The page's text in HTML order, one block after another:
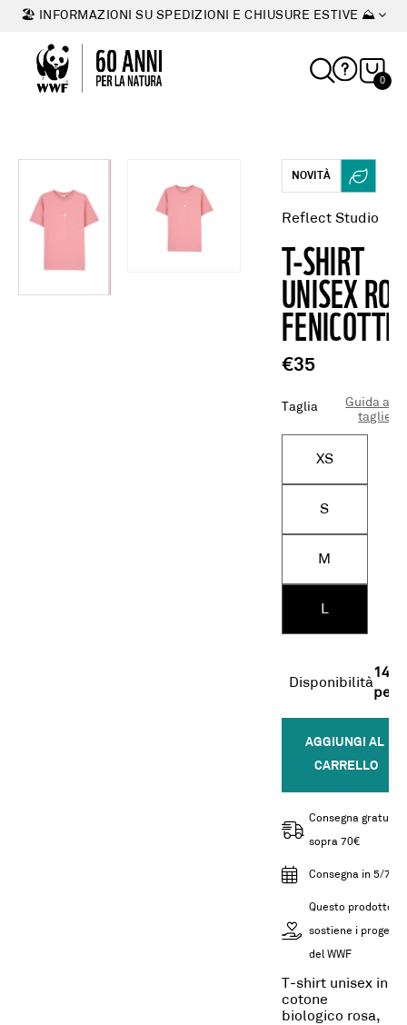
🏖 INFORMAZIONI SU SPEDIZIONI E CHIUSURE ESTIVE ⛰
0
NOVITÀ
Reflect Studio
T-SHIRT
UNISEX
€35
Taglia
Guida alle
taglie
XS
S
M
L
Disponibilità
14
AGGIUNGI AL
CARRELLO
Consegna gratuita
sopra 70€
Consegna in 5/7gg
Questo prodotto
sostiene i progetti
del WWF
T-shirt unisex in
cotone
biologico rosa,